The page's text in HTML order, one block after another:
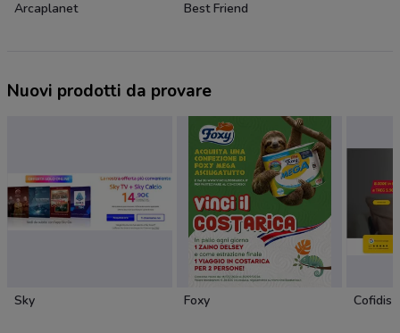
Arcaplanet Best Friend
Nuovi prodotti da provare
Sky Foxy Cofidis